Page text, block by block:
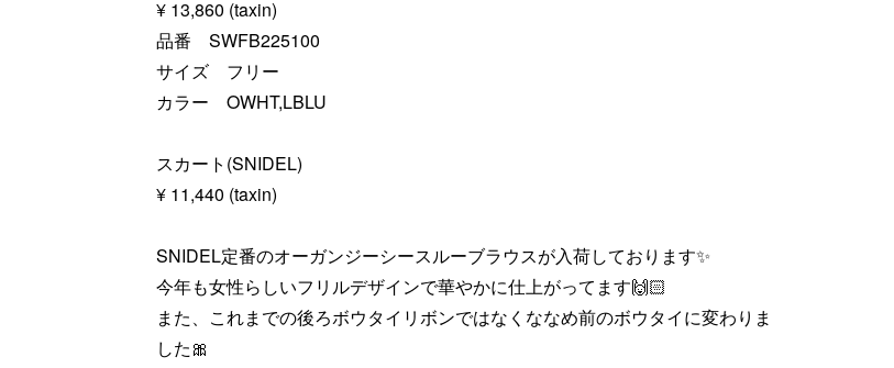
¥ 13,860 (taxin)
品番 SWFB225100
サイズ フリー
カラー OWHT,LBLU
スカート(SNIDEL)
¥ 11,440 (taxin)
SNIDEL定番のオーガンジーシースルーブラウスが入荷しております✨
今年も女性らしいフリルデザインで華やかに仕上がってます🙌🏻
また、これまでの後ろボウタイリボンではなくななめ前のボウタイに変わりま
した🎀